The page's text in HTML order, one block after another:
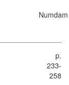
Numdam
p.
233-
258